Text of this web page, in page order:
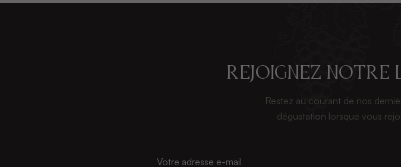
Rejoignez notre
Restez au courant de nos
dégustation lorsque vous